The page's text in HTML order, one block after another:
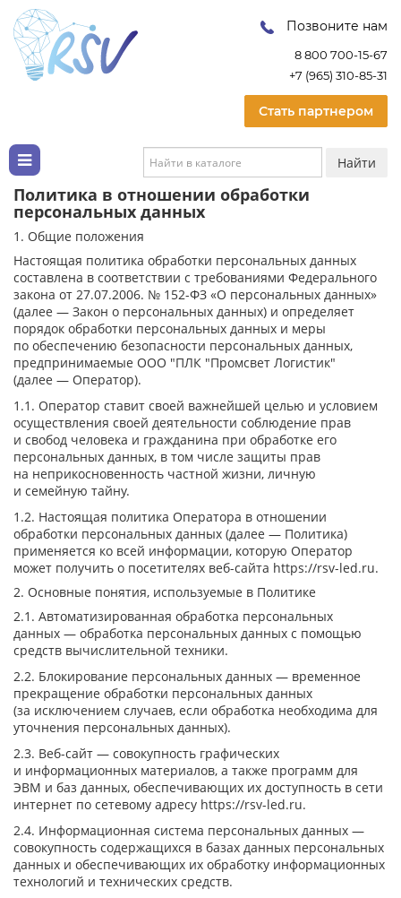
Позвоните нам
8 800 700-15-67
+7 (965) 310-85-31
Стать партнером
Найти
Политика в отношении обработки
персональных данных
1. Общие положения
Настоящая политика обработки персональных данных
составлена в соответствии с требованиями Федерального
закона от 27.07.2006. № 152-ФЗ «О персональных данных»
(далее — Закон о персональных данных) и определяет
порядок обработки персональных данных и меры
по обеспечению безопасности персональных данных,
предпринимаемые ООО "ПЛК "Промсвет Логистик"
(далее — Оператор).
1.1. Оператор ставит своей важнейшей целью и условием
осуществления своей деятельности соблюдение прав
и свобод человека и гражданина при обработке его
персональных данных, в том числе защиты прав
на неприкосновенность частной жизни, личную
и семейную тайну.
1.2. Настоящая политика Оператора в отношении
обработки персональных данных (далее — Политика)
применяется ко всей информации, которую Оператор
может получить о посетителях веб-сайта https://rsv-led.ru.
2. Основные понятия, используемые в Политике
2.1. Автоматизированная обработка персональных
данных — обработка персональных данных с помощью
средств вычислительной техники.
2.2. Блокирование персональных данных — временное
прекращение обработки персональных данных
(за исключением случаев, если обработка необходима для
уточнения персональных данных).
2.3. Веб-сайт — совокупность графических
и информационных материалов, а также программ для
ЭВМ и баз данных, обеспечивающих их доступность в сети
интернет по сетевому адресу https://rsv-led.ru.
2.4. Информационная система персональных данных —
совокупность содержащихся в базах данных персональных
данных и обеспечивающих их обработку информационных
технологий и технических средств.